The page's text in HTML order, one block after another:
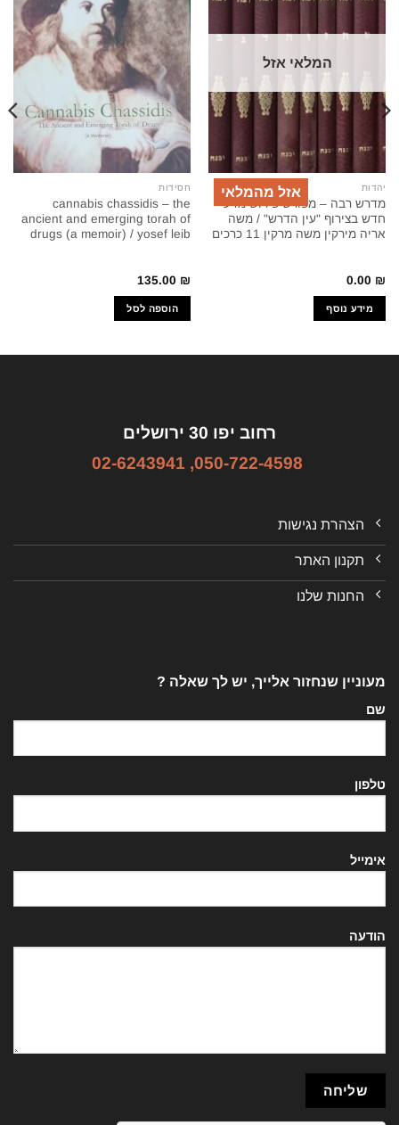
המלאי אזל
אזל מהמלאי יהדות
מדרש רבה – מפורש פירוש מדעי
חדש בצירוף "עין הדרש" / משה
אריה מירקין משה מרקין 11 כרכים
0.00 ₪
מידע נוסף
חסידות
cannabis chassidis – the
ancient and emerging torah of
drugs (a memoir) / yosef leib
135.00 ₪
הוספה לסל
רחוב יפו 30 ירושלים
050-722-4598
,
02-6243941
הצהרת נגישות
תקנון האתר
החנות שלנו
מעוניין שנחזור אלייך, יש לך שאלה ?
שם
טלפון
אימייל
הודעה